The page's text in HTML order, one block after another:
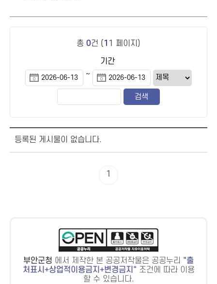
총 0건 ( 1 1 페이지)
기간
~
등록된 게시물이 없습니다.
1
부안군청 에서 제작한 본 공공저작물은 공공누리
출
처표시+상업적이용금지+변경금지
조건에 따라 이용
할 수 있습니다.